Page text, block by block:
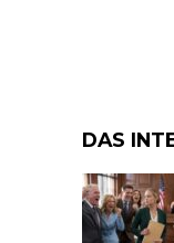
DAS